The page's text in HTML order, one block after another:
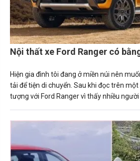
Nội thất xe Ford Ranger có
Hiện gia đình tôi đang ở miền núi nên
tải để tiện di chuyển. Sau khi đọc trên
tượng với Ford Ranger vì thấy nhiều